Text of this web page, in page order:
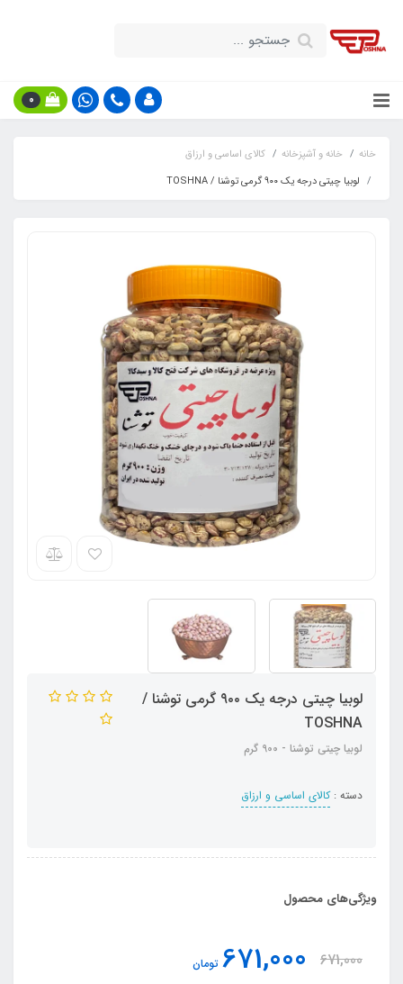
0
خانه خانه و آشپزخانه
کالای اساسی و ارزاق
لوبیا چیتی درجه یک ۹۰۰ گرمی توشنا / TOSHNA
لوبیا چیتی درجه یک ۹۰۰ گرمی توشنا /
TOSHNA
لوبیا چیتی توشنا - 900 گرم
دسته :کالای اساسی و ارزاق
ویژگی‌های محصول
671,000
671,000 تومان